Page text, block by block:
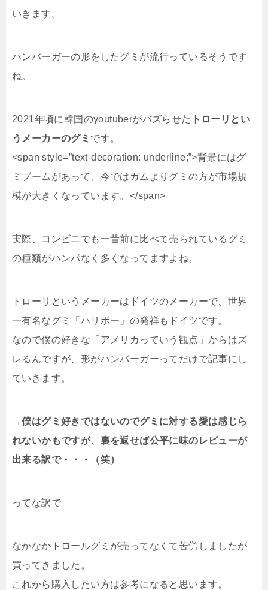
いきます。
ハンバーガーの形をしたグミが流行っているそうです
ね。
2021年頃に韓国のyoutuberがバズらせた トローリとい
うメーカーのグミ です。
<span style=”text-decoration: underline;”>背景にはグ
ミブームがあって、今ではガムよりグミの方が市場規
模が大きくなっています。</span>
実際、コンビニでも一昔前に比べて売られているグミ
の種類がハンパなく多くなってますよね。
トローリというメーカーはドイツのメーカーで、世界
一有名なグミ「ハリボー」の発祥もドイツです。
なので僕の好きな「アメリカっていう観点」からはズ
レるんですが、形がハンバーガーってだけで記事にし
ていきます。
→僕はグミ好きではないのでグミに対する愛は感じら
れないかもですが、裏を返せば公平に味のレビューが
出来る訳で・・・（笑）
ってな訳で
なかなかトロールグミが売ってなくて苦労しましたが
買ってきました。
これから購入したい方は参考になると思います。